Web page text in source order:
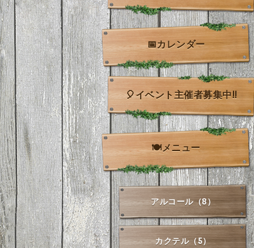
📅カレンダー
🎈イベント主催者募集中!!
🍽️メニュー
アルコール（8）
カクテル（5）